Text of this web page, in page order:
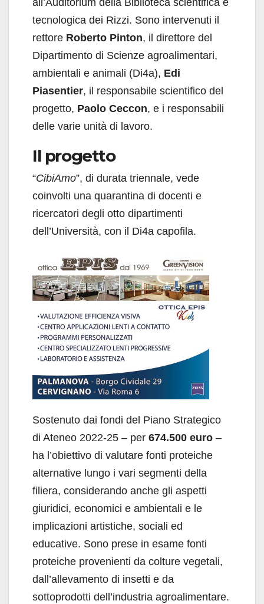
all’Auditorium della Biblioteca scientifica e
tecnologica dei Rizzi. Sono intervenuti il
rettore Roberto Pinton, il direttore del
Dipartimento di Scienze agroalimentari,
ambientali e animali (Di4a), Edi
Piasentier, il responsabile scientifico del
progetto, Paolo Ceccon, e i responsabili
delle varie unità di lavoro.
Il progetto
“CibiAmo”, di durata triennale, vede
coinvolti una quarantina di docenti e
ricercatori degli otto dipartimenti
dell’Università, con il Di4a capofila.
Sostenuto dai fondi del Piano Strategico
di Ateneo 2022-25 – per 674.500 euro –
ha l’obiettivo di valutare fonti proteiche
alternative lungo i vari segmenti della
filiera, considerando anche gli aspetti
giuridici, economici e ambientali e le
implicazioni artistiche, sociali ed
educative. Sono prese in esame fonti
proteiche provenienti da colture vegetali,
dall’allevamento di insetti e da
sottoprodotti dell’industria agroalimentare.